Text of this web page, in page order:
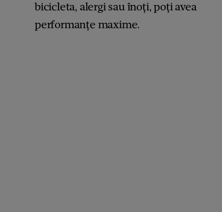
bicicleta, alergi sau înoți, poți avea
performanțe maxime.